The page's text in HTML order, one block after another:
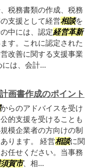
税務書類の作成、税務
支援として経営相談を
中には、認定経営革新
す。これに認定された
改善に関する支援事業
は、会計...
画書作成のポイント
からのアドバイスを受け
的支援を受けることも
模企業者の方向けの制
ります。 経営相談に関
任せください。当事務
賀市、相...